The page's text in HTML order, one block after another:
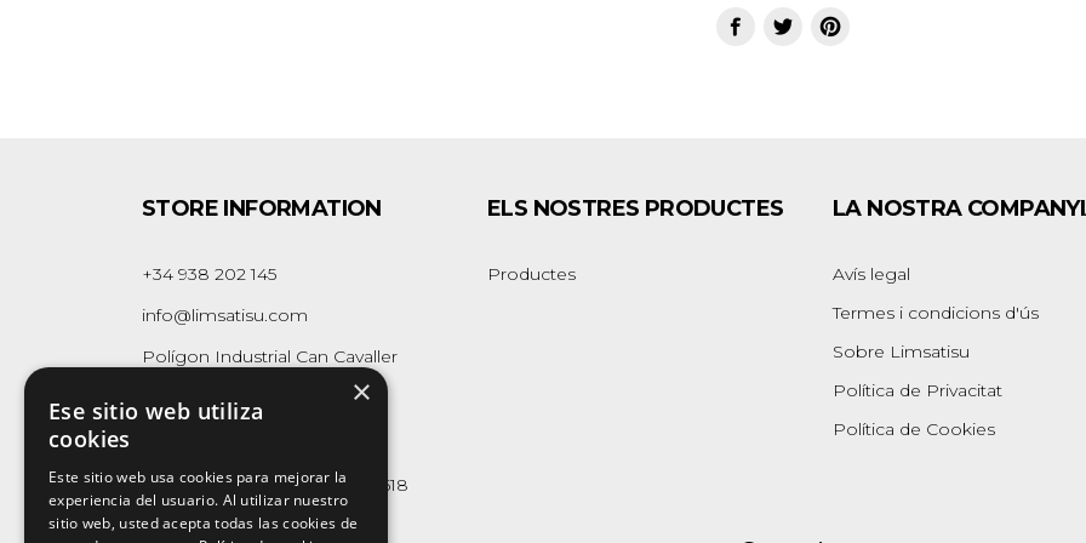
STORE INFORMATION
+34 938 202 145
info@limsatisu.com
Polígon Industrial Can Cavaller
08262 - Callús
Whatsapp Business:623 165 618
ELS NOSTRES PRODUCTES
Productes
LA NOSTRA
Avís legal
Termes i condicions d'ús
Sobre Limsatisu
Política de Privacitat
Política de Cookies
×
Ese sitio web utiliza
cookies
Este sitio web usa cookies para mejorar la
experiencia del usuario. Al utilizar nuestro
sitio web, usted acepta todas las cookies de